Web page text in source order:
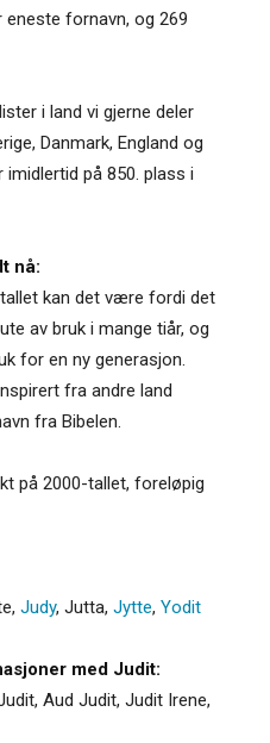
fornavn, og 269
i land vi gjerne deler
Danmark, England og
imidlertid på 850. plass i
nå:
kan det være fordi det
av bruk i mange tiår, og
for en ny generasjon.
fra andre land
fra Bibelen.
på 2000-tallet, foreløpig
, Judy, Jutta, Jytte, Yodit
med Judit:
Aud Judit, Judit Irene,